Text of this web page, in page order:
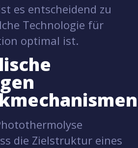
es entscheidend zu
Technologie für
optimal ist.
die Zielstruktur eines